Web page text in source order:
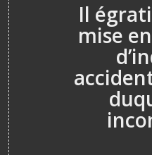
Il
mise